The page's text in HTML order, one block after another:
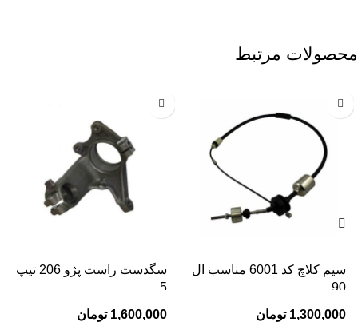
محصولات مرتبط
سیم کلاچ کد 6001 مناسب ال
90
1,300,000 تومان
سگدست راست پژو 206 تیپ
5
1,600,000 تومان